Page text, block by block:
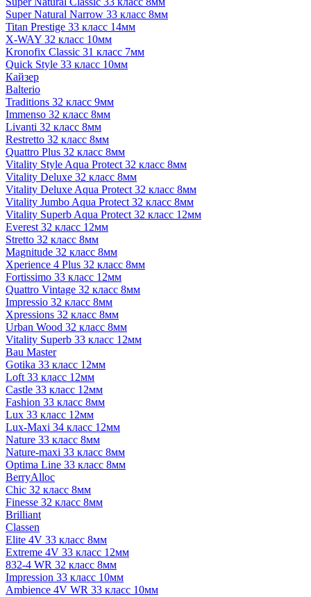
Super Natural Narrow 33 класс 8мм
Titan Prestige 33 класс 14мм
X-WAY 32 класс 10мм
Kronofix Classic 31 класс 7мм
Quick Style 33 класс 10мм
Кайзер
Balterio
Traditions 32 класс 9мм
Immenso 32 класс 8мм
Livanti 32 класс 8мм
Restretto 32 класс 8мм
Quattro Plus 32 класс 8мм
Vitality Style Aqua Protect 32 класс 8мм
Vitality Deluxe 32 класс 8мм
Vitality Deluxe Aqua Protect 32 класс 8мм
Vitality Jumbo Aqua Protect 32 класс 8мм
Vitality Superb Aqua Protect 32 класс 12мм
Everest 32 класс 12мм
Stretto 32 класс 8мм
Magnitude 32 класс 8мм
Xperience 4 Plus 32 класс 8мм
Fortissimo 33 класс 12мм
Quattro Vintage 32 класс 8мм
Impressio 32 класс 8мм
Xpressions 32 класс 8мм
Urban Wood 32 класс 8мм
Vitality Superb 33 класс 12мм
Bau Master
Gotika 33 класс 12мм
Loft 33 класс 12мм
Castle 33 класс 12мм
Fashion 33 класс 8мм
Lux 33 класс 12мм
Lux-Maxi 34 класс 12мм
Nature 33 класс 8мм
Nature-maxi 33 класс 8мм
Optima Line 33 класс 8мм
BerryAlloc
Chic 32 класс 8мм
Finesse 32 класс 8мм
Brilliant
Classen
Elite 4V 33 класс 8мм
Extreme 4V 33 класс 12мм
832-4 WR 32 класс 8мм
Impression 33 класс 10мм
Ambience 4V WR 33 класс 10мм